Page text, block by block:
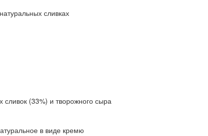
сливках
(33%) и творожного сыра
в виде кремю